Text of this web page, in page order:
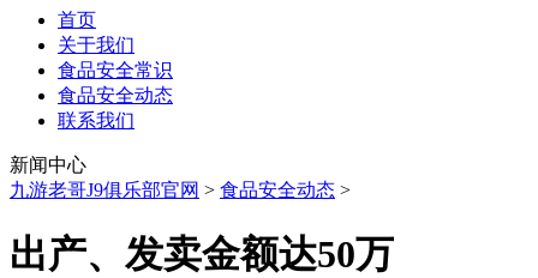
首页
关于我们
食品安全常识
食品安全动态
联系我们
新闻中心
九游老哥J9俱乐部官网 > 食品安全动态 >
出产、发卖金额达50万